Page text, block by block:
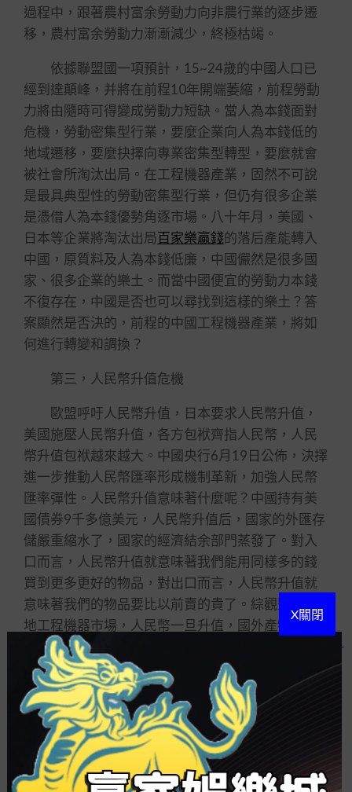
過程中，跟著農村富余勞動力向非農行業的逐步遷
移，農村富余勞動力漸漸減少，終極枯竭。
依據聯盟國一項預計，15~24歲的中國人口已
經到達顛峰，并將在前程10年開端萎縮，前程勞動
力將由隨時可得變成勞動力短缺。當人為本錢面對
危機，勞動密集型行業，要麼企業向人為本錢低的
地域遷移，要麼抉擇向專業密集型轉型，要麼就會
被社會所淘汰出局。在工程機器產業，固然不可說
是最具典型性的勞動密集型行業，但仍有很多企業
是憑借人為本錢優勢角逐市場。八十年月，美國、
日本等企業將淘汰出局百家樂贏錢的落后產能轉入
中國，原質料及人為本錢低廉，中國儼然是很多國
家、很多企業的樂土。而當中國便宜的勞動力本錢
不復存在，中國是否也可以尋找到這樣的樂土？答
案顯然是否決的，前程的中國工程機器產業，將如
何進行轉變和調換？
第三，人民幣升值危機
歐盟呼吁人民幣升值，日本要求人民幣升值，
美國施壓人民幣升值，各方包袱齊指人民幣，人民
幣升值包袱越來越大。中國央行6月19日公佈，決擇
進一步推動人民幣匯率形成機制革新，加強人民幣
匯率彈性。人民幣升值意味著什麼呢？中國持有美
國債券9千多億美元，人民幣升值后，國家的外匯存
儲嚴重縮水了，國家的經濟結余部門蒸發了。對入
口而言，人民幣升值就意味著我們能用同樣多的錢
買到更多更好的物品，對出口而言，人民幣升值就
意味著我們的物品要比以前賣的貴了。綜觀整個內
地工程機器市場，人民幣一旦升值，國外產物會更
多的進軍內地市場，搶占市場占有率，而內地產物
的出口反而會減少，貿易順差縮小，勢必會使內地
市場的競爭加倍劇烈。一方面是出口的減少，一方
面是內地市場很多企業的價錢優勢減小，我國的工
程機器產業企業要如何在夾縫中存活、成長？
第四，自主首創危機
X關閉